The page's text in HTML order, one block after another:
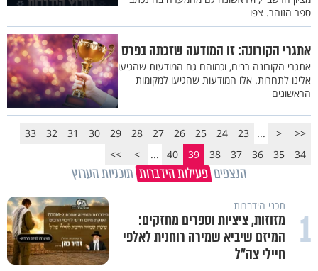
ספר הזוהר. צפו
אתגרי הקורונה: זו המודעה שזכתה בפרס
אתגרי הקורונה רבים, וכמוהם גם המודעות שהגיעו
אלינו לתחרות. אלו המודעות שהגיעו למקומות
הראשונים
<<
<
...
23
24
25
26
27
28
29
30
31
32
33
34
35
36
37
38
39
40
...
>
>>
הנצפים פעילות הידברות תוכניות הערוץ
1 תכני הידברות
מזוזות, ציציות וספרים מחזקים:
המיזם שיביא שמירה רוחנית לאלפי
חיילי צה"ל